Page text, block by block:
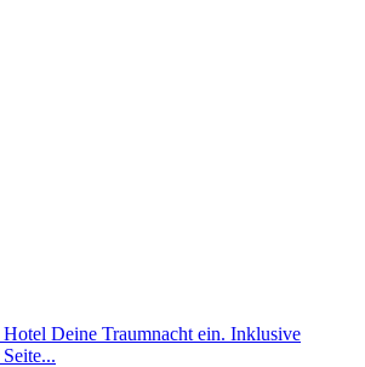
Deine Traumnacht ein. Inklusive